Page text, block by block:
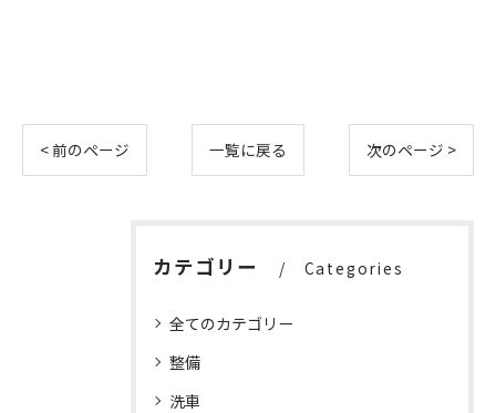
< 前のページ 一覧に戻る 次のページ >
カテゴリー Categories
全てのカテゴリー
整備
洗車